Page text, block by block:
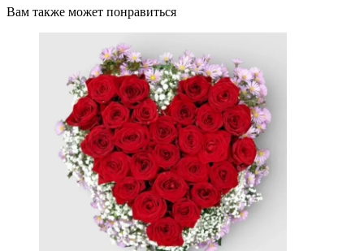
Вам также может понравиться